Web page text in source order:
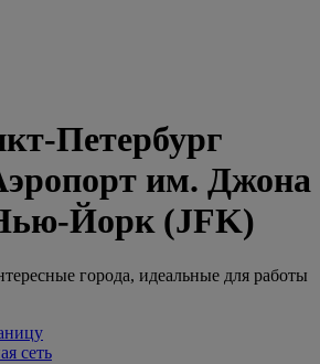
Петербург
им. Джона
Йорк (JFK)
города, идеальные для работы
сеть